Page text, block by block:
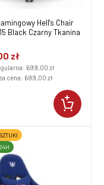
Hell's Chair
Black Czarny Tkanina
zł
699,00 zł
cena: 699,00 zł